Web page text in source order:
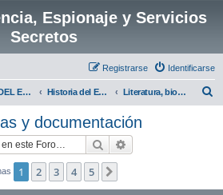
Espionaje y Servicios
Secretos
Identificarse
Registrarse
HISTORIA DEL ESPIONAJE Historia del Espionaje Literatura, biografías y documentación
y documentación
Buscar
1 2 3 4 5